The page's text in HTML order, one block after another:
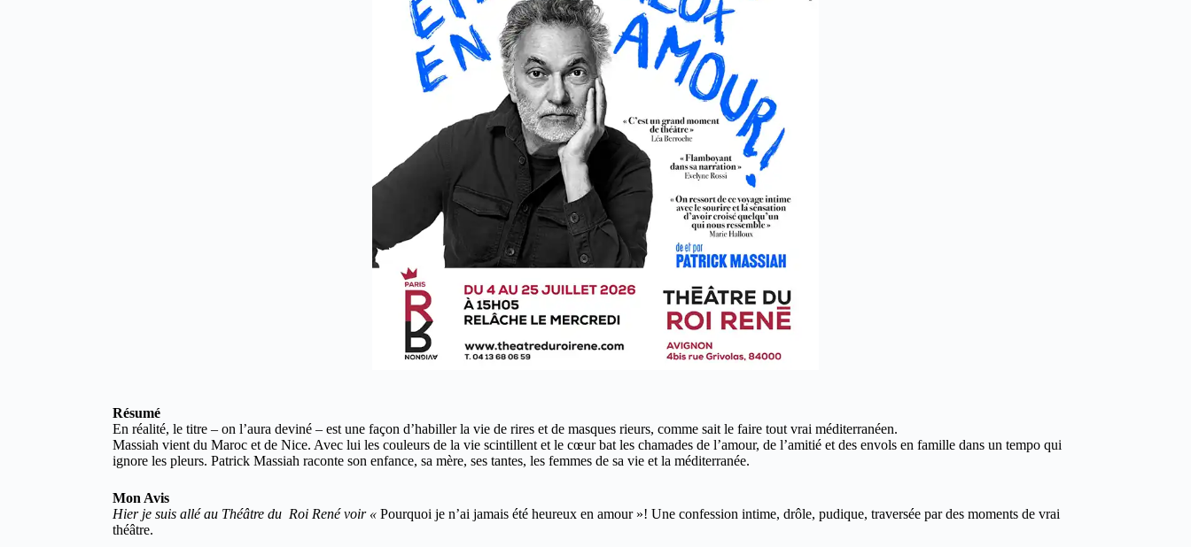
Résumé
En réalité, le titre – on l’aura deviné – est une façon d’habiller la vie de rires et de masques rieurs, comme sait le faire tout vrai méditerranéen.
Massiah vient du Maroc et de Nice. Avec lui les couleurs de la vie scintillent et le cœur bat les chamades de l’amour, de l’amitié et des envols en famille dans un tempo qui
ignore les pleurs. Patrick Massiah raconte son enfance, sa mère, ses tantes, les femmes de sa vie et la méditerranée.
Mon Avis
Hier je suis allé au Théâtre du Roi René voir « Pourquoi je n’ai jamais été heureux en amour »! Une confession intime, drôle, pudique, traversée par des moments de vrai
théâtre.